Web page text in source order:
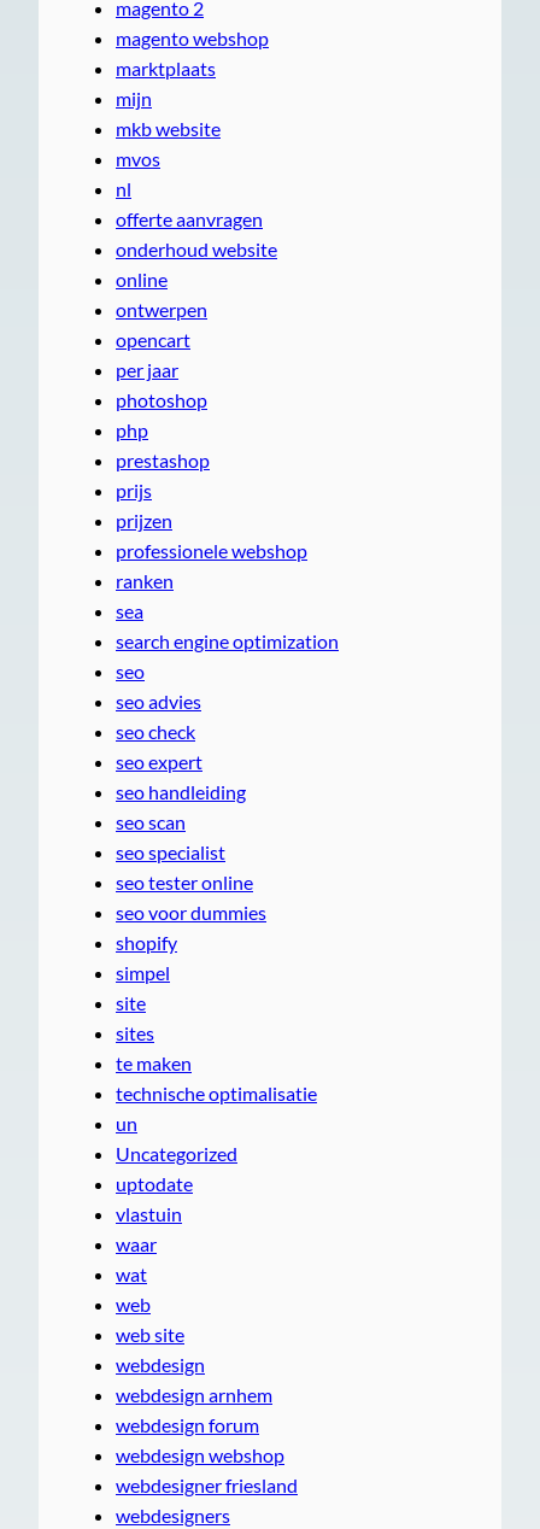
magento 2
magento webshop
marktplaats
mijn
mkb website
mvos
nl
offerte aanvragen
onderhoud website
online
ontwerpen
opencart
per jaar
photoshop
php
prestashop
prijs
prijzen
professionele webshop
ranken
sea
search engine optimization
seo
seo advies
seo check
seo expert
seo handleiding
seo scan
seo specialist
seo tester online
seo voor dummies
shopify
simpel
site
sites
te maken
technische optimalisatie
un
Uncategorized
uptodate
vlastuin
waar
wat
web
web site
webdesign
webdesign arnhem
webdesign forum
webdesign webshop
webdesigner friesland
webdesigners